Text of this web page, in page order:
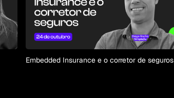
Embedded Insurance e o corretor de seguros